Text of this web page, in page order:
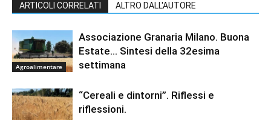
ARTICOLI CORRELATI ALTRO DALL'AUTORE
Agroalimentare
Associazione Granaria Milano. Buona
Estate… Sintesi della 32esima
settimana
“Cereali e dintorni”. Riflessi e
riflessioni.